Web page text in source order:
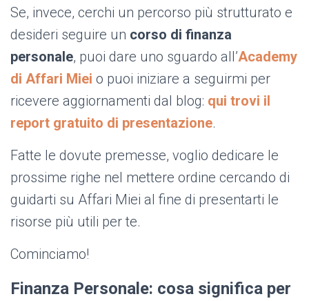
Se, invece, cerchi un percorso più strutturato e
desideri seguire un corso di finanza
personale, puoi dare uno sguardo all’Academy
di Affari Miei o puoi iniziare a seguirmi per
ricevere aggiornamenti dal blog: qui trovi il
report gratuito di presentazione.
Fatte le dovute premesse, voglio dedicare le
prossime righe nel mettere ordine cercando di
guidarti su Affari Miei al fine di presentarti le
risorse più utili per te.
Cominciamo!
Finanza Personale: cosa significa per